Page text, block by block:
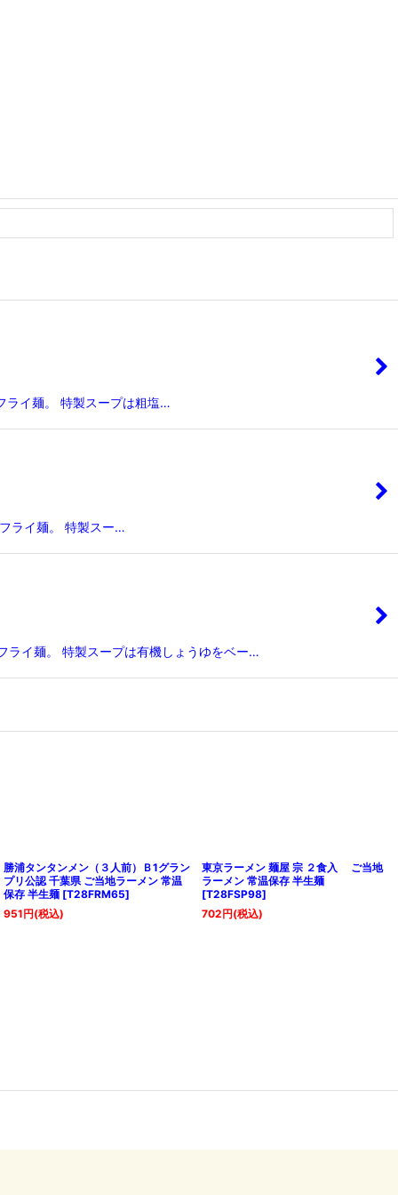
ライ麺。 特製スープは粗塩…
ライ麺。 特製スー…
ライ麺。 特製スープは有機しょうゆをベー…
タンメン（３人前）Ｂ1グラン
千葉県 ご当地ラーメン 常温
生麺 [T28FRM65]
(税込)
東京ラーメン 麺屋 宗 ２食入 ご当地
ラーメン 常温保存 半生麺
T28FSP98]
(税込)
大阪